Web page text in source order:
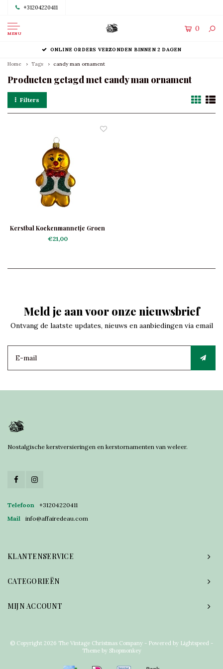
+31204220411
MENU
0
ONLINE ORDERS VERZONDEN BINNEN 2 DAGEN
Home Tags candy man ornament
Producten getagd met candy man ornament
Filters
Kerstbal Koekenmannetje Groen
Jasje
€21,00
Meld je aan voor onze nieuwsbrief
Ontvang de laatste updates, nieuws en aanbiedingen via email
Nostalgische kerstversieringen en kerstornamenten van weleer.
Telefoon
+31204220411
Mail
info@affairedeau.com
KLANTENSERVICE
CATEGORIEËN
MIJN ACCOUNT
© Copyright 2026 The Vintage Christmas Company - Powered by Lightspeed -
Theme by Shopmonkey